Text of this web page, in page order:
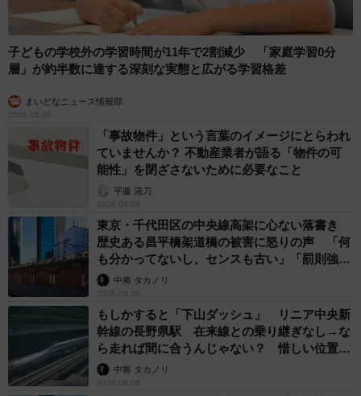
子どもの学校外の学習時間が11年で2割減少 「家庭学習0分
層」が約半数に達する深刻な実態と広がる学習格差
まいどなニュース情報部
2026.08.06
「事故物件」という言葉のイメージにとらわれ
ていませんか？ 不動産業者が語る「物件の可
能性」を閉ざさないために必要なこと
平藤 清刀
2026.08.06
東京・千代田区の中央線高架に心ない落書き
歴史ある昌平橋架道橋の被害に怒りの声 「何
も分かってないし、センスも古い」「罰則強化
して」中将 タカノリ
2026.08.06
もしかすると「下山ダッシュ」 リニア中央新
幹線の長野県駅 在来線との乗り継ぎなし→な
ら走れば間に合うんじゃない？ 惜しい位置関
係が反響
中将 タカノリ
2026.08.06